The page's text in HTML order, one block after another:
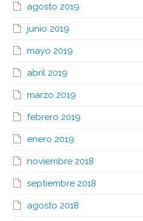
agosto 2019
junio 2019
mayo 2019
abril 2019
marzo 2019
febrero 2019
enero 2019
noviembre 2018
septiembre 2018
agosto 2018